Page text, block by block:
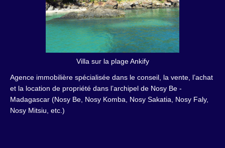
Villa sur la plage Ankify
Agence immobilière spécialisée dans le conseil, la vente, l’achat
et la location de propriété dans l’archipel de Nosy Be -
Madagascar (Nosy Be, Nosy Komba, Nosy Sakatia, Nosy Faly,
Nosy Mitsiu, etc.)